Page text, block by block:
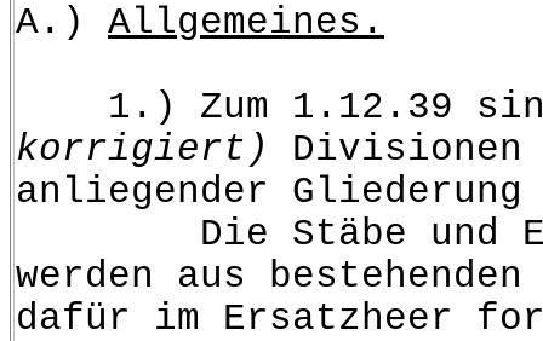
A.) Allgemeines.
1.) Zum 1.12.39
korrigiert)
Divisionen
anliegender
Die Stäbe und
werden aus
dafür im Ersatzheer